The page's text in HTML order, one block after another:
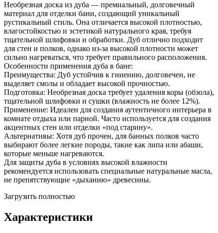
Необрезная доска из дуба — премиальный, долговечный
материал для отделки бани, создающий уникальный
рустикальный стиль. Она отличается высокой плотностью,
влагостойкостью и эстетикой натурального края, требуя
тщательной шлифовки и обработки. Дуб отлично подходит
для стен и полков, однако из-за высокой плотности может
сильно нагреваться, что требует правильного расположения.
Особенности применения дуба в бане:
Преимущества: Дуб устойчив к гниению, долговечен, не
выделяет смолы и обладает высокой прочностью.
Подготовка: Необрезная доска требует удаления коры (обзола),
тщательной шлифовки и сушки (влажность не более 12%).
Применение: Идеален для создания аутентичного интерьера в
комнате отдыха или парной. Часто используется для создания
акцентных стен или отделки «под старину».
Альтернативы: Хотя дуб прочен, для банных полков часто
выбирают более легкие породы, такие как липа или абаши,
которые меньше нагреваются.
Для защиты дуба в условиях высокой влажности
рекомендуется использовать специальные натуральные масла,
не препятствующие «дыханию» древесины.
Загрузить полностью
Характеристики